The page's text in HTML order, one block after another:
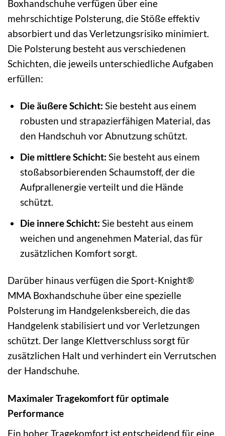
Boxhandschuhe verfügen über eine
mehrschichtige Polsterung, die Stöße effektiv
absorbiert und das Verletzungsrisiko minimiert.
Die Polsterung besteht aus verschiedenen
Schichten, die jeweils unterschiedliche Aufgaben
erfüllen:
Die äußere Schicht: Sie besteht aus einem
robusten und strapazierfähigen Material, das
den Handschuh vor Abnutzung schützt.
Die mittlere Schicht: Sie besteht aus einem
stoßabsorbierenden Schaumstoff, der die
Aufprallenergie verteilt und die Hände
schützt.
Die innere Schicht: Sie besteht aus einem
weichen und angenehmen Material, das für
zusätzlichen Komfort sorgt.
Darüber hinaus verfügen die Sport-Knight®
MMA Boxhandschuhe über eine spezielle
Polsterung im Handgelenksbereich, die das
Handgelenk stabilisiert und vor Verletzungen
schützt. Der lange Klettverschluss sorgt für
zusätzlichen Halt und verhindert ein Verrutschen
der Handschuhe.
Maximaler Tragekomfort für optimale
Performance
Ein hoher Tragekomfort ist entscheidend für eine